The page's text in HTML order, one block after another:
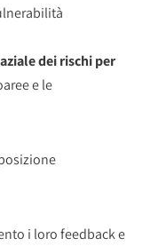
dei rischi per
e le
i loro feedback e